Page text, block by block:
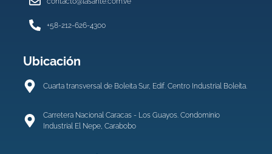
+58-212-626-4300
Ubicación
Cuarta transversal de Boleita Sur, Edif. Centro Industrial Boleíta.
Carretera Nacional Caracas - Los Guayos. Condominio
Industrial El Nepe, Carabobo